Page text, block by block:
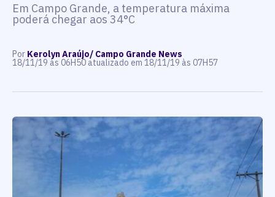
Em Campo Grande, a temperatura máxima
poderá chegar aos 34°C
Por Kerolyn Araújo/ Campo Grande News
18/11/19 às 06H50 atualizado em 18/11/19 às 07H57